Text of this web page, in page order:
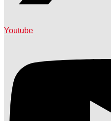
Youtube